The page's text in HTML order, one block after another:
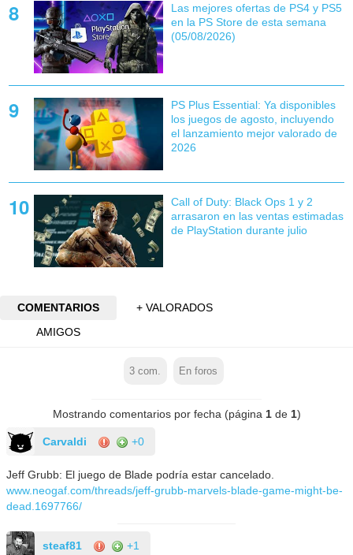
Las mejores ofertas de PS4 y PS5
en la PS Store de esta semana
(05/08/2026)
PS Plus Essential: Ya disponibles
los juegos de agosto, incluyendo
el lanzamiento mejor valorado de
2026
Call of Duty: Black Ops 1 y 2
arrasaron en las ventas estimadas
de PlayStation durante julio
COMENTARIOS
+ VALORADOS
AMIGOS
3 com. En foros
Mostrando comentarios por fecha (página 1de 1)
Carvaldi +0
Jeff Grubb: El juego de Blade podría estar cancelado.
www.neogaf.com/threads/jeff-grubb-marvels-blade-game-might-be-
dead.1697766/
steaf81 +1